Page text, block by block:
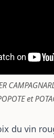
et
du vin